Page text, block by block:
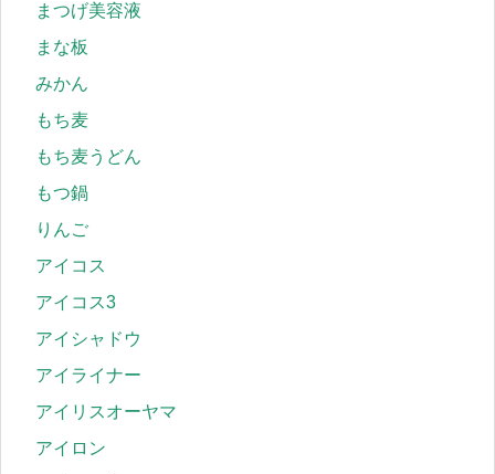
まつげ美容液
まな板
みかん
もち麦
もち麦うどん
もつ鍋
りんご
アイコス
アイコス3
アイシャドウ
アイライナー
アイリスオーヤマ
アイロン